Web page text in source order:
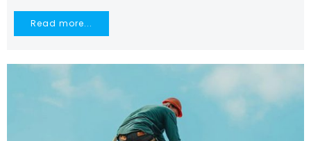
Read more...